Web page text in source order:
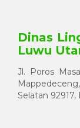
Dinas
Luwu
Jl. Poros
Selatan 92917,